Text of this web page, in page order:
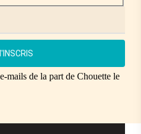
mails de la part de Chouette le